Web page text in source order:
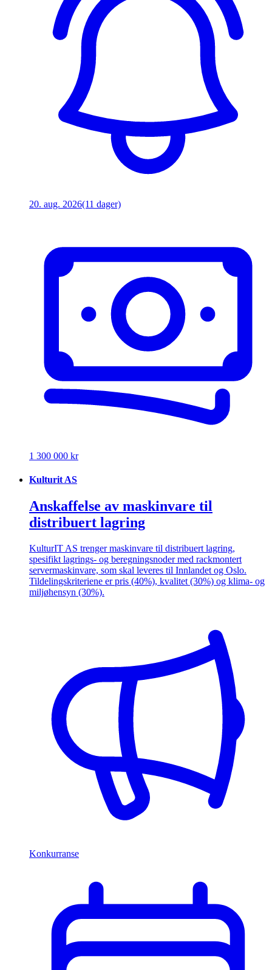
20. aug. 2026(11 dager)
1 300 000 kr
Kulturit AS
Anskaffelse av maskinvare til
distribuert lagring
KulturIT AS trenger maskinvare til distribuert lagring,
spesifikt lagrings- og beregningsnoder med rackmontert
servermaskinvare, som skal leveres til Innlandet og Oslo.
Tildelingskriteriene er pris (40%), kvalitet (30%) og klima- og
miljøhensyn (30%).
Konkurranse